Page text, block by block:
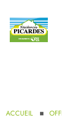
ACCUEIL